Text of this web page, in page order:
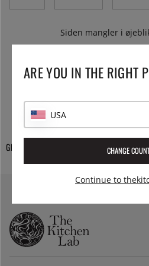
Siden mangler i
GRATIS FORSENDELSE
TUSINDVIS
ARE YOU IN THE RIGHT
USA
CHANGE
Continue to